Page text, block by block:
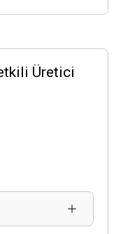
Üretici